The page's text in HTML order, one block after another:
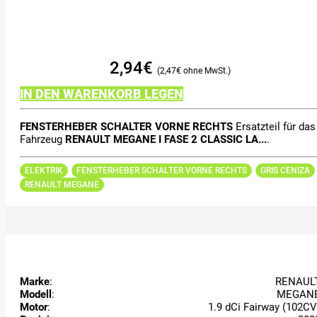
2,94€ 2,47€
IN DEN WARENKORB LEGEN
FENSTERHEBER SCHALTER VORNE RECHTS Ersatzteil für das
Fahrzeug RENAULT MEGANE I FASE 2 CLASSIC LA....
ELEKTRIK FENSTERHEBER SCHALTER VORNE RECHTS
GRIS CENIZA
RENAULT MEGANE
Marke:
Modell :
Motor:
1.9 dCi Fairway